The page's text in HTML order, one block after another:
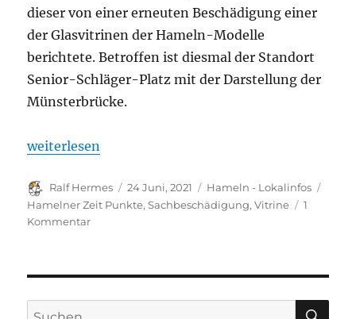
dieser von einer erneuten Beschädigung einer
der Glasvitrinen der Hameln-Modelle
berichtete. Betroffen ist diesmal der Standort
Senior-Schläger-Platz mit der Darstellung der
Münsterbrücke.
„Vandalismusschaden: Weserbrückenmodel
weiterlesen
Autor
Ralf Hermes
Veröffentlicht
am
24 Juni, 2021 Kategorien
Hameln - Lokalinfos
Hamelner Zeit Punkte,Sachbeschädigung,Vitrine
1
Kommentarzu
Suchen